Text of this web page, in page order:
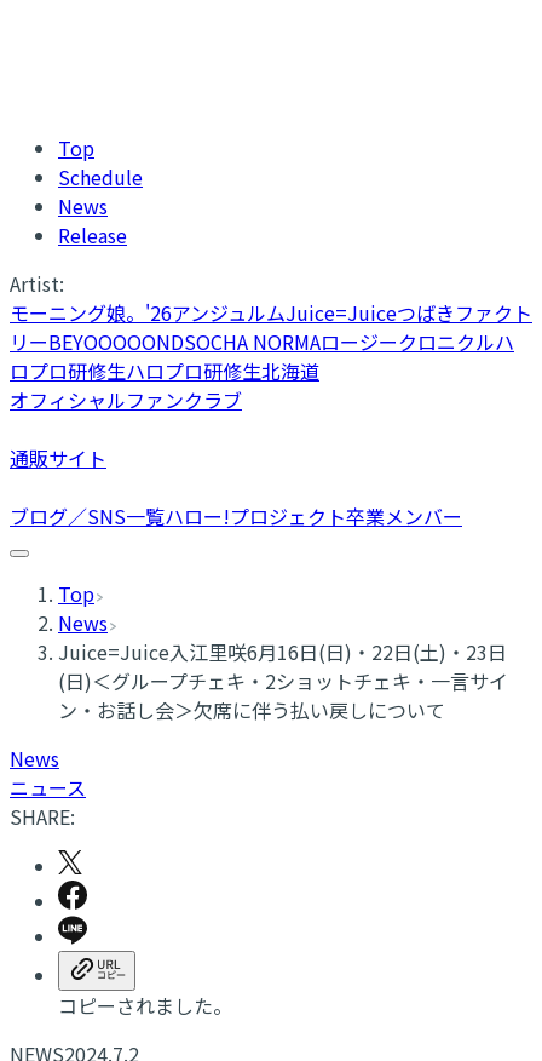
Top
Schedule
News
Release
Artist:
モーニング娘。'26アンジュルムJuice=Juiceつばきファクト
リーBEYOOOOONDSOCHA NORMAロージークロニクルハ
ロプロ研修生ハロプロ研修生北海道
オフィシャルファンクラブ
通販サイト
ブログ／SNS一覧ハロー!プロジェクト卒業メンバー
Top
News
Juice=Juice入江里咲6月16日(日)・22日(土)・23日
(日)＜グループチェキ・2ショットチェキ・一言サイ
ン・お話し会＞欠席に伴う払い戻しについて
News
ニュース
SHARE:
コピーされました。
NEWS2024.7.2